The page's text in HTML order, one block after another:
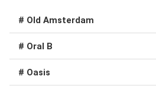
# Old Amsterdam
# Oral B
# Oasis